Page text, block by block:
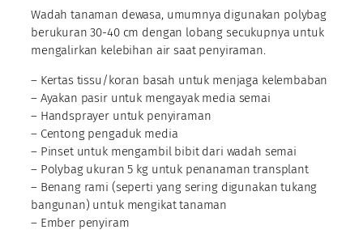
Wadah tanaman dewasa, umumnya digunakan polybag
berukuran 30-40 cm dengan lobang secukupnya untuk
mengalirkan kelebihan air saat penyiraman.
– Kertas tissu/koran basah untuk menjaga kelembaban
– Ayakan pasir untuk mengayak media semai
– Handsprayer untuk penyiraman
– Centong pengaduk media
– Pinset untuk mengambil bibit dari wadah semai
– Polybag ukuran 5 kg untuk penanaman transplant
– Benang rami (seperti yang sering digunakan tukang
bangunan) untuk mengikat tanaman
– Ember penyiram